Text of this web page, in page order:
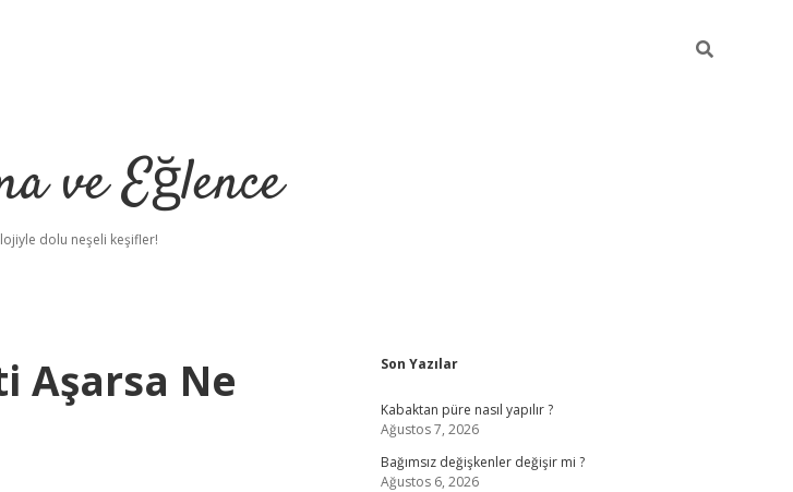
ve Eğlence
dolu neşeli keşifler!
Aşarsa Ne
Sidebar
Son Yazılar
Kabaktan püre nasıl yapılır ?
Ağustos 7, 2026
Bağımsız değişkenler değişir mi ?
Ağustos 6, 2026